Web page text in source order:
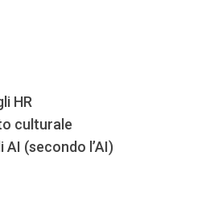
HR
culturale
(secondo l’AI)